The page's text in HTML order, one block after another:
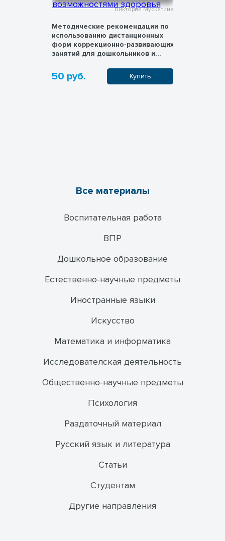
Виктория Мускатина
Методические рекомендации по
использованию дистанционных
форм коррекционно-развивающих
занятий для дошкольников и
возможностями здоровья
50 руб. Купить
Все материалы
Воспитательная работа
ВПР
Дошкольное образование
Естественно-научные предметы
Иностранные языки
Искусство
Математика и информатика
Исследователская деятельность
Общественно-научные предметы
Психология
Раздаточный материал
Русский язык и литература
Статьи
Студентам
Другие направления